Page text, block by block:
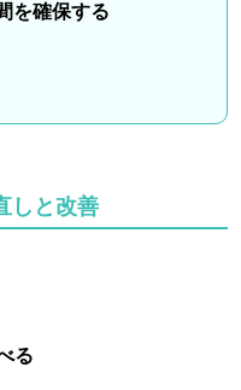
を確保する
と改善
る